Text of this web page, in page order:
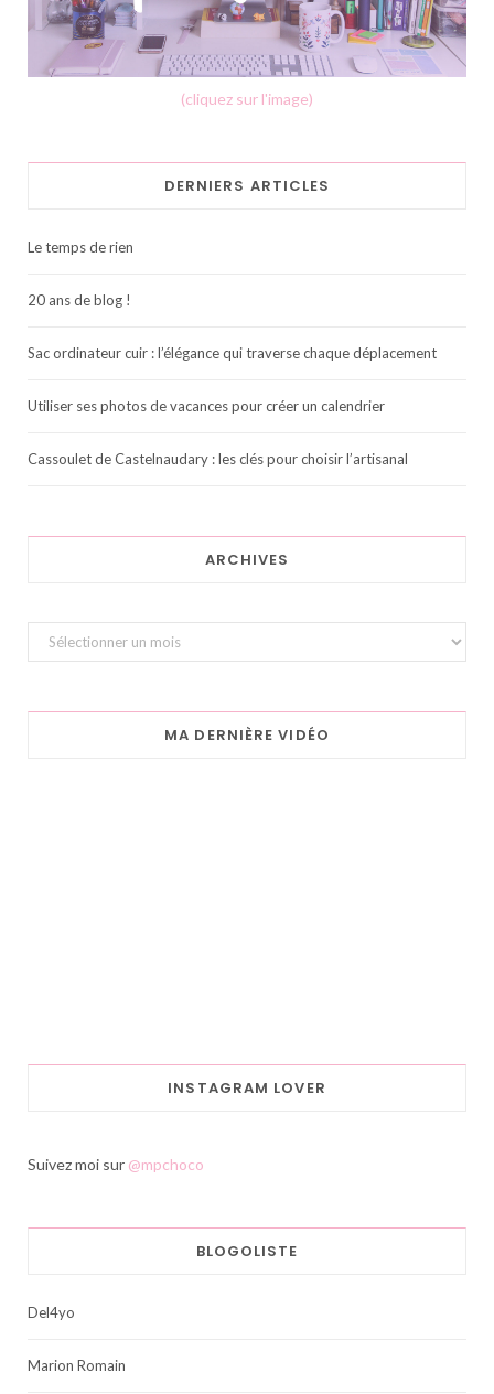
(cliquez sur l'image)
DERNIERS ARTICLES
Le temps de rien
20 ans de blog !
Sac ordinateur cuir : l’élégance qui traverse chaque déplacement
Utiliser ses photos de vacances pour créer un calendrier
Cassoulet de Castelnaudary : les clés pour choisir l’artisanal
ARCHIVES
Archives
MA DERNIÈRE VIDÉO
INSTAGRAM LOVER
Suivez moi sur @mpchoco
BLOGOLISTE
Del4yo
Marion Romain